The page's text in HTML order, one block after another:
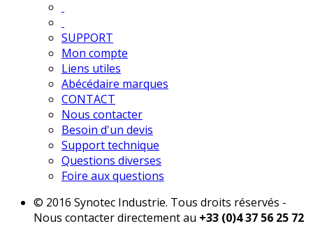
SUPPORT
Mon compte
Liens utiles
Abécédaire marques
CONTACT
Nous contacter
Besoin d'un devis
Support technique
Questions diverses
Foire aux questions
© 2016 Synotec Industrie. Tous droits réservés -
Nous contacter directement au +33 (0)4 37 56 25 72